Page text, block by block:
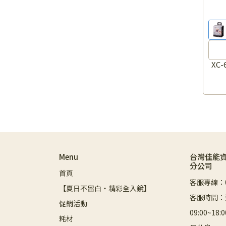
Menu
首頁
【夏日不留白・精彩全入鏡】
促銷活動
耗材
台灣佳能
分公司
客服專線
客服時間